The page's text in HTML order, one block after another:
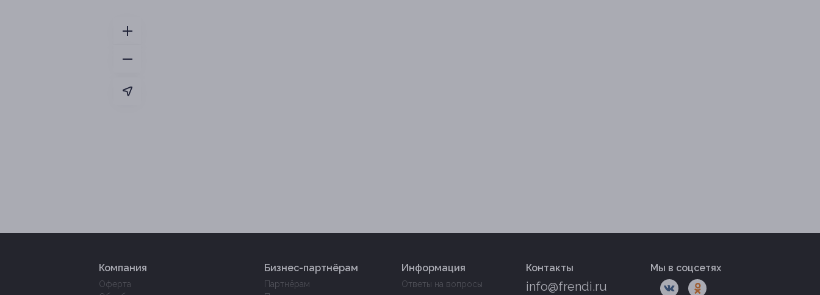
Компания
Оферта
Бизнес-партнёрам
Партнёрам
Информация
Ответы на вопросы
Контакты
info@frendi.ru
Мы в соцсетях